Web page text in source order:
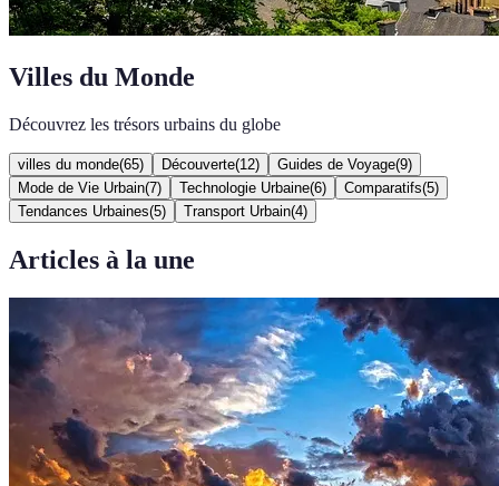
Villes du Monde
Découvrez les trésors urbains du globe
villes du monde(65) Découverte(12) Guides de Voyage(9)
Mode de Vie Urbain(7) Technologie Urbaine(6) Comparatifs(5)
Tendances Urbaines(5) Transport Urbain(4)
Articles à la une